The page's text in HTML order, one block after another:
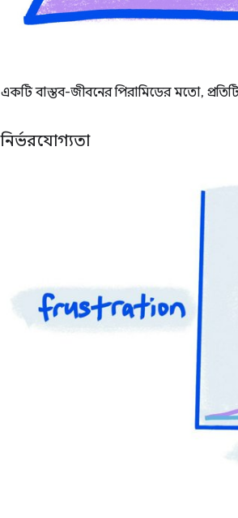
একটি বাস্তব-জীবনের পিরামিডের মতো,
নির্ভরযোগ্যতা